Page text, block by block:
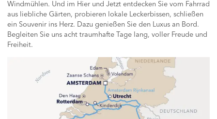
Windmühlen. Und im Hier und Jetzt entdecken Sie vom Fahrrad
aus liebliche Gärten, probieren lokale Leckerbissen, schließen
ein Souvenir ins Herz. Dazu genießen Sie den Luxus an Bord.
Begleiten Sie uns acht traumhafte Tage lang, voller Freude und
Freiheit.